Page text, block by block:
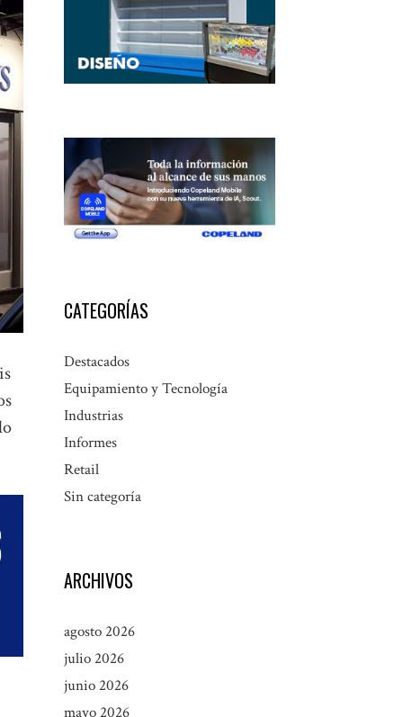
CATEGORÍAS
Destacados
Equipamiento y Tecnología
Industrias
Informes
Retail
Sin categoría
ARCHIVOS
agosto 2026
julio 2026
junio 2026
mayo 2026